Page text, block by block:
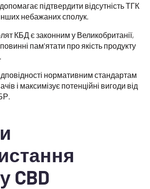
підтвердити відсутність ТГК
небажаних сполук.
КБД є законним у Великобританії,
пам'ятати про якість продукту
нормативним стандартам
і максимізує потенційні вигоди від
CBD